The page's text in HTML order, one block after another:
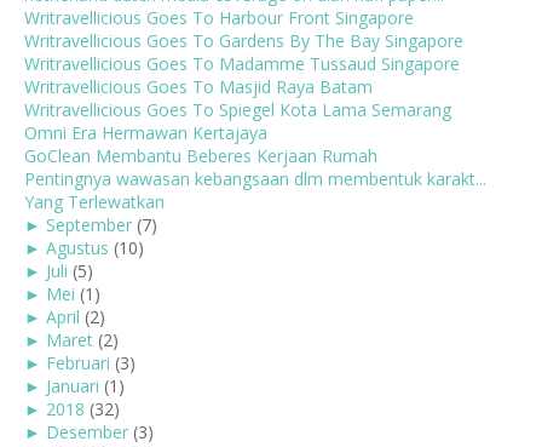
Writravellicious Goes To Harbour Front Singapore
Writravellicious Goes To Gardens By The Bay Singapore
Writravellicious Goes To Madamme Tussaud Singapore
Writravellicious Goes To Masjid Raya Batam
Writravellicious Goes To Spiegel Kota Lama Semarang
Omni Era Hermawan Kertajaya
GoClean Membantu Beberes Kerjaan Rumah
Pentingnya wawasan kebangsaan dlm membentuk karakt...
Yang Terlewatkan
► September (7)
► Agustus (10)
► Juli (5)
► Mei (1)
► April (2)
► Maret (2)
► Februari (3)
► Januari (1)
► 2018 (32)
► Desember (3)